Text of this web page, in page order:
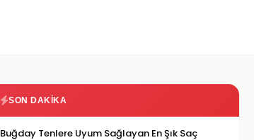
SON DAKIKA
Buğday Tenlere Uyum Sağlayan En Şık Saç